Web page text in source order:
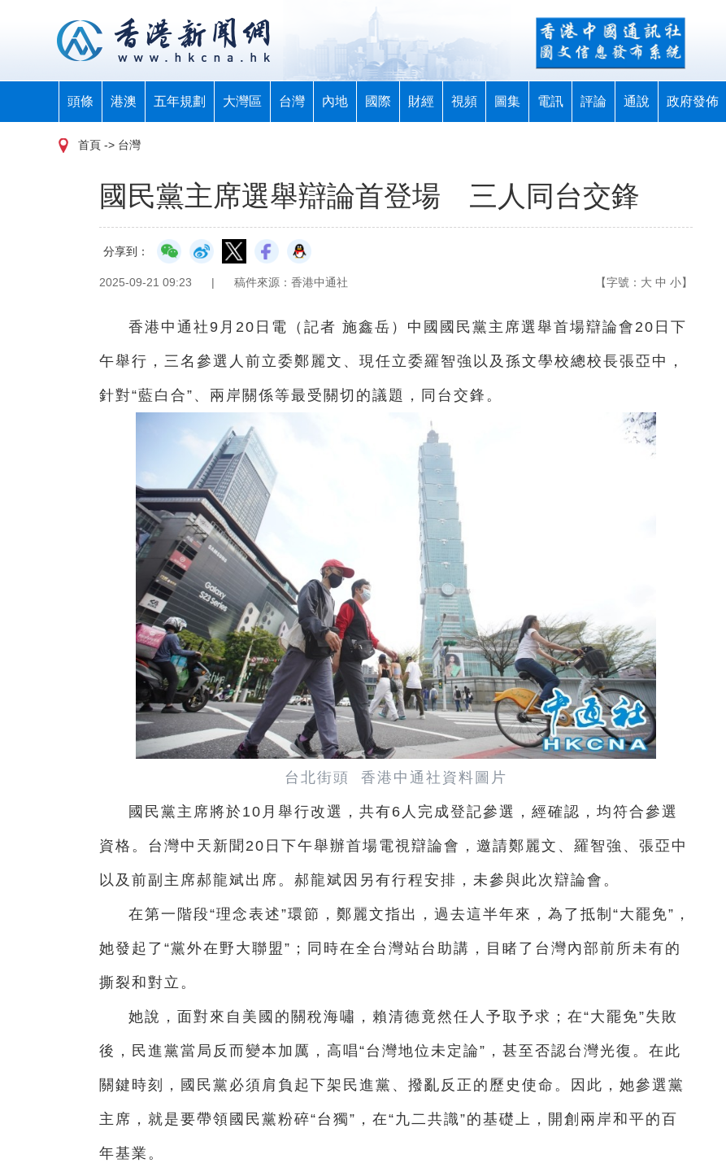
頭條 港澳 五年規劃 大灣區 台灣 內地 國際 財經 視頻 圖集 電訊 評論 通說 政府發佈
首頁 -> 台灣
國民黨主席選舉辯論首登場 三人同台交鋒
分享到：
2025-09-21 09:23 | 稿件來源：香港中通社 【字號： 大 中 小】
香港中通社9月20日電（記者 施鑫岳）中國國民黨主席選舉首場辯論會20日下
午舉行，三名參選人前立委鄭麗文、現任立委羅智強以及孫文學校總校長張亞中，
針對“藍白合”、兩岸關係等最受關切的議題，同台交鋒。
台北街頭 香港中通社資料圖片
國民黨主席將於10月舉行改選，共有6人完成登記參選，經確認，均符合參選
資格。台灣中天新聞20日下午舉辦首場電視辯論會，邀請鄭麗文、羅智強、張亞中
以及前副主席郝龍斌出席。郝龍斌因另有行程安排，未參與此次辯論會。
在第一階段“理念表述”環節，鄭麗文指出，過去這半年來，為了抵制“大罷免”，
她發起了“黨外在野大聯盟”；同時在全台灣站台助講，目睹了台灣內部前所未有的
撕裂和對立。
她說，面對來自美國的關稅海嘯，賴清德竟然任人予取予求；在“大罷免”失敗
後，民進黨當局反而變本加厲，高唱“台灣地位未定論”，甚至否認台灣光復。在此
關鍵時刻，國民黨必須肩負起下架民進黨、撥亂反正的歷史使命。因此，她參選黨
主席，就是要帶領國民黨粉碎“台獨”，在“九二共識”的基礎上，開創兩岸和平的百
年基業。